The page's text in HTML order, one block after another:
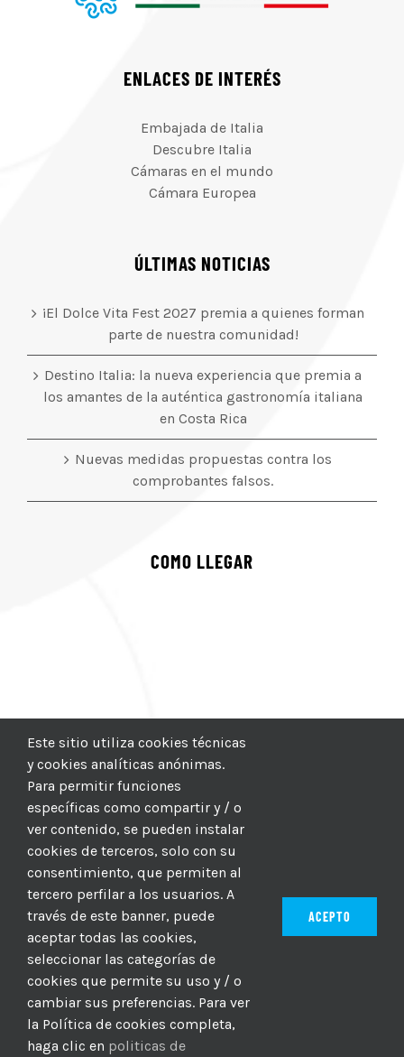
ENLACES DE INTERÉS
Embajada de Italia
Descubre Italia
Cámaras en el mundo
Cámara Europea
ÚLTIMAS NOTICIAS
¡El Dolce Vita Fest 2027 premia a quienes forman
parte de nuestra comunidad!
Destino Italia: la nueva experiencia que premia a
los amantes de la auténtica gastronomía italiana
en Costa Rica
Nuevas medidas propuestas contra los
comprobantes falsos.
COMO LLEGAR
© 2012–2025 |CICIC| Hosting: Hosting Para PYMES
MBAGIO.COM
| Todos los derechos reservados
FacebookTwitterYouTube
Este sitio utiliza cookies técnicas
y cookies analíticas anónimas.
Para permitir funciones
específicas como compartir y / o
ver contenido, se pueden instalar
cookies de terceros, solo con su
consentimiento, que permiten al
tercero perfilar a los usuarios. A
través de este banner, puede
aceptar todas las cookies,
seleccionar las categorías de
cookies que permite su uso y / o
cambiar sus preferencias. Para ver
la Política de cookies completa,
haga clic en politicas de
ACEPTO